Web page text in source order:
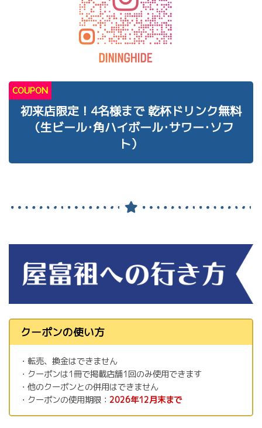
COUPON
初来店限定！4名様まで 乾杯ドリンク無料
（生ビール･角ハイボール･サワー･ソフ
ト）
クーポンの使い方
・転売、換金はできません
・クーポンは1冊で掲載店舗1回のみ使用できます
・他のクーポンとの併用はできません
・クーポンの使用期限： 2026年12月末まで